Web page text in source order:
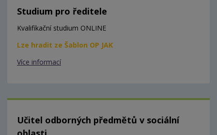
Studium pro ředitele
Kvalifikační studium ONLINE
Lze hradit ze Šablon OP JAK
Více informací
Učitel odborných předmětů v sociální